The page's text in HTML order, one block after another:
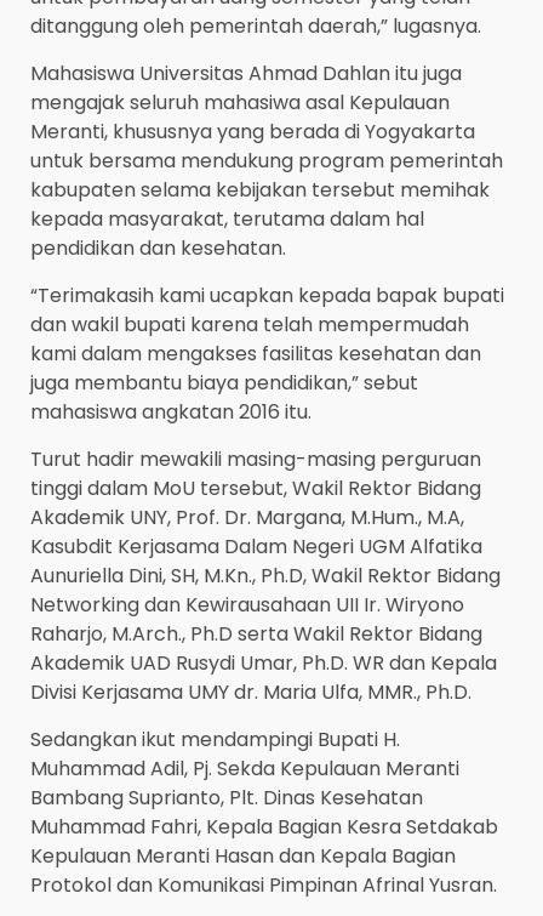
ditanggung oleh pemerintah daerah,” lugasnya.
Mahasiswa Universitas Ahmad Dahlan itu juga
mengajak seluruh mahasiwa asal Kepulauan
Meranti, khususnya yang berada di Yogyakarta
untuk bersama mendukung program pemerintah
kabupaten selama kebijakan tersebut memihak
kepada masyarakat, terutama dalam hal
pendidikan dan kesehatan.
“Terimakasih kami ucapkan kepada bapak bupati
dan wakil bupati karena telah mempermudah
kami dalam mengakses fasilitas kesehatan dan
juga membantu biaya pendidikan,” sebut
mahasiswa angkatan 2016 itu.
Turut hadir mewakili masing-masing perguruan
tinggi dalam MoU tersebut, Wakil Rektor Bidang
Akademik UNY, Prof. Dr. Margana, M.Hum., M.A,
Kasubdit Kerjasama Dalam Negeri UGM Alfatika
Aunuriella Dini, SH, M.Kn., Ph.D, Wakil Rektor Bidang
Networking dan Kewirausahaan UII Ir. Wiryono
Raharjo, M.Arch., Ph.D serta Wakil Rektor Bidang
Akademik UAD Rusydi Umar, Ph.D. WR dan Kepala
Divisi Kerjasama UMY dr. Maria Ulfa, MMR., Ph.D.
Sedangkan ikut mendampingi Bupati H.
Muhammad Adil, Pj. Sekda Kepulauan Meranti
Bambang Suprianto, Plt. Dinas Kesehatan
Muhammad Fahri, Kepala Bagian Kesra Setdakab
Kepulauan Meranti Hasan dan Kepala Bagian
Protokol dan Komunikasi Pimpinan Afrinal Yusran.